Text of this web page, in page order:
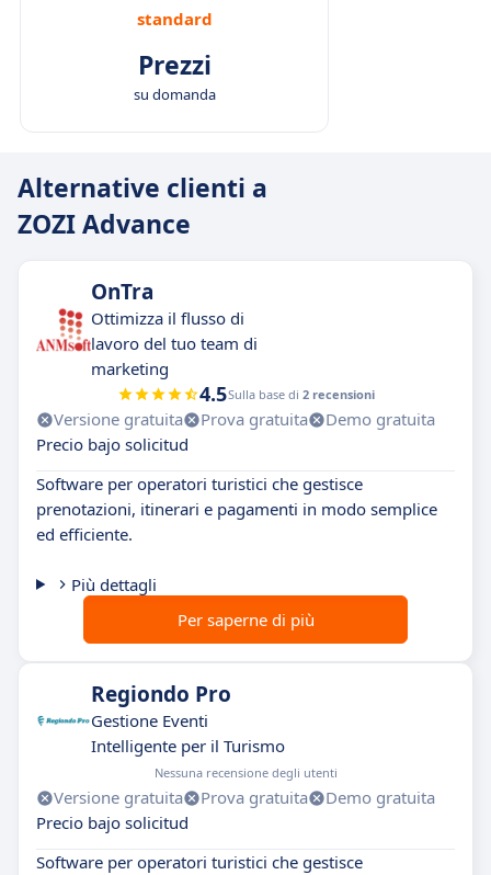
standard
Prezzi
su domanda
Alternative clienti a
ZOZI Advance
OnTra
Ottimizza il flusso di
lavoro del tuo team di
marketing
4.5Sulla base di 2 recensioni
Versione gratuita Prova gratuita
Demo gratuita
Precio bajo solicitud
Software per operatori turistici che gestisce
prenotazioni, itinerari e pagamenti in modo semplice
ed efficiente.
Più dettagli
Per saperne di più
Regiondo Pro
Gestione Eventi
Intelligente per il Turismo
Nessuna recensione degli utenti
Versione gratuita Prova gratuita
Demo gratuita
Precio bajo solicitud
Software per operatori turistici che gestisce